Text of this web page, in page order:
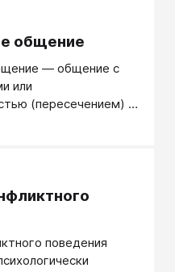
общение
— общение с
или
(пересечением) в
поведения